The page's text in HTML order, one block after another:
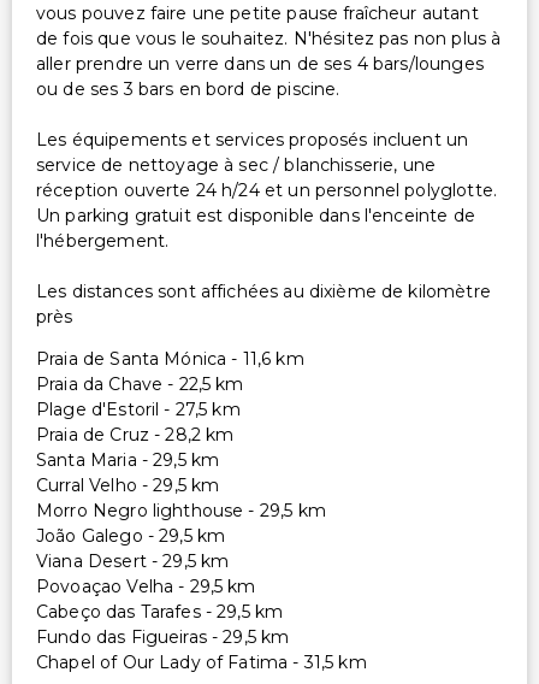
vous pouvez faire une petite pause fraîcheur autant
de fois que vous le souhaitez. N'hésitez pas non plus à
aller prendre un verre dans un de ses 4 bars/lounges
ou de ses 3 bars en bord de piscine.
Les équipements et services proposés incluent un
service de nettoyage à sec / blanchisserie, une
réception ouverte 24 h/24 et un personnel polyglotte.
Un parking gratuit est disponible dans l'enceinte de
l'hébergement.
Les distances sont affichées au dixième de kilomètre
près
Praia de Santa Mónica - 11,6 km
Praia da Chave - 22,5 km
Plage d'Estoril - 27,5 km
Praia de Cruz - 28,2 km
Santa Maria - 29,5 km
Curral Velho - 29,5 km
Morro Negro lighthouse - 29,5 km
João Galego - 29,5 km
Viana Desert - 29,5 km
Povoaçao Velha - 29,5 km
Cabeço das Tarafes - 29,5 km
Fundo das Figueiras - 29,5 km
Chapel of Our Lady of Fatima - 31,5 km